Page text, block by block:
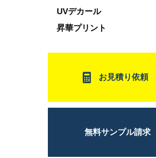
UVデカール
昇華プリント
お見積り依頼
無料サンプル請求